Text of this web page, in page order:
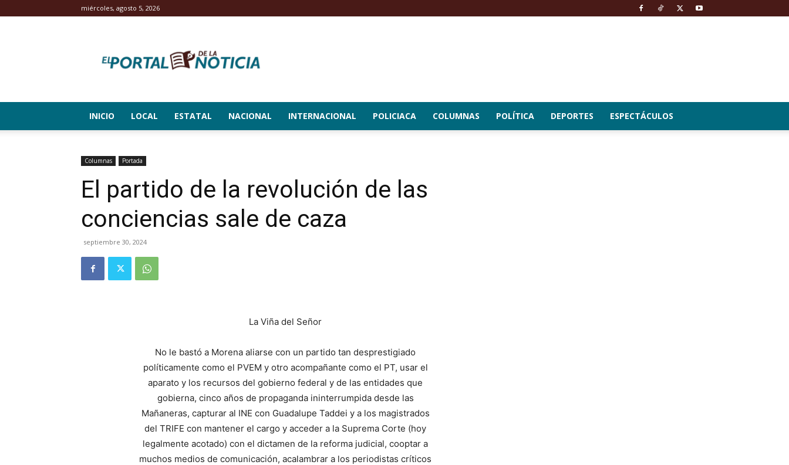
miércoles, agosto 5, 2026
Portal
de
INICIO LOCAL ESTATAL NACIONAL INTERNACIONAL POLICIACA COLUMNAS POLÍTICA DEPORTES ESPECTÁCULOS
Columnas Portada
El partido de la revolución de las
conciencias sale de caza
septiembre 30, 2024
La Viña del Señor
No le bastó a Morena aliarse con un partido tan desprestigiado
políticamente como el PVEM y otro acompañante como el PT, usar el
aparato y los recursos del gobierno federal y de las entidades que
gobierna, cinco años de propaganda ininterrumpida desde las
Mañaneras, capturar al INE con Guadalupe Taddei y a los magistrados
del TRIFE con mantener el cargo y acceder a la Suprema Corte (hoy
legalmente acotado) con el dictamen de la reforma judicial, cooptar a
muchos medios de comunicación, acalambrar a los periodistas críticos